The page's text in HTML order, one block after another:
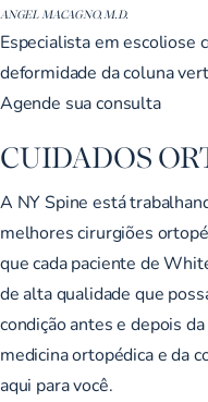
ANGEL MACAGNO, M.D.
Especialista em escoliose
deformidade da coluna
Agende sua consulta
CUIDADOS
A NY Spine está
melhores cirurgiões
que cada paciente de
de alta qualidade que
condição antes e depois
medicina ortopédica e da
aqui para você.